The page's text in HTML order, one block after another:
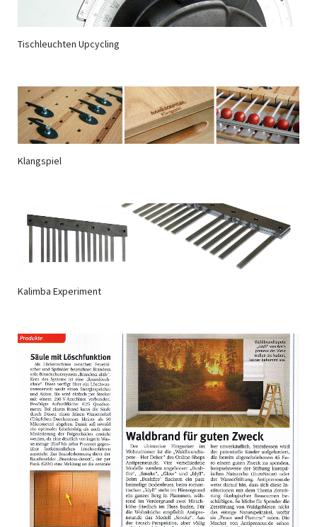
Tischleuchten Upcycling
Klangspiel
Kalimba Experiment